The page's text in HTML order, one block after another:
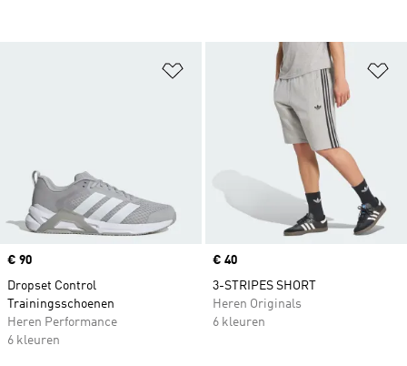
Op verlanglijst zetten
Price
€ 90
Dropset Control
Trainingsschoenen
Heren Performance
6 kleuren
Price
€ 40
3-STRIPES SHORT
Heren Originals
6 kleuren